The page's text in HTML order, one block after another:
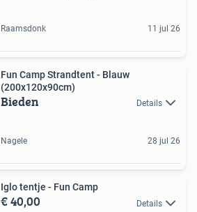
Raamsdonk 11 jul 26
Fun Camp Strandtent - Blauw
(200x120x90cm)
Bieden Details
Nagele 28 jul 26
Iglo tentje - Fun Camp
€ 40,00 Details